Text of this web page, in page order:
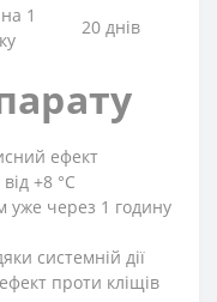
1
20 днів
ефект
+8 °С
уже через 1 годину
системній дії
проти кліщів